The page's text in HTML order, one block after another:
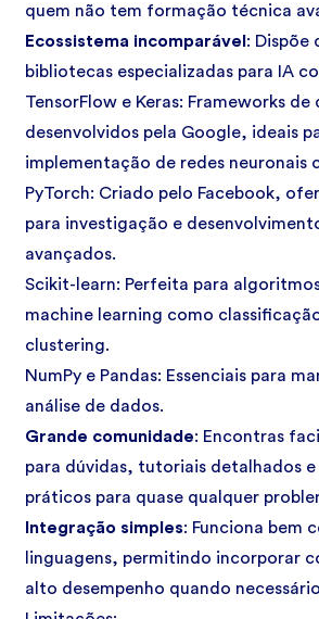
quem não tem formação técnica
Ecossistema incomparável : Dispõe
bibliotecas especializadas para IA
TensorFlow e Keras: Frameworks de
desenvolvidos pela Google, ideais
implementação de redes neuronais
PyTorch: Criado pelo Facebook,
para investigação e
avançados.
Scikit-learn: Perfeita para
machine learning como
clustering.
NumPy e Pandas: Essenciais para
análise de dados.
Grande comunidade: Encontras
para dúvidas, tutoriais detalhados e
práticos para quase qualquer
Integração simples: Funciona bem
linguagens, permitindo incorporar
alto desempenho quando